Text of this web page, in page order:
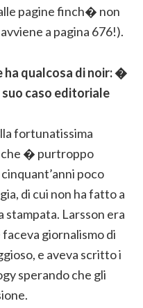
pagine finch� non
a pagina 676!).
ha qualcosa di noir: �
caso editoriale
fortunatissima
che � purtroppo
poco
di cui non ha fatto a
stampata. Larsson era
giornalismo di
e aveva scritto i
sperando che gli